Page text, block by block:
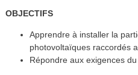
OBJECTIFS
Apprendre à installer la
photovoltaïques raccordés
Répondre aux exigences